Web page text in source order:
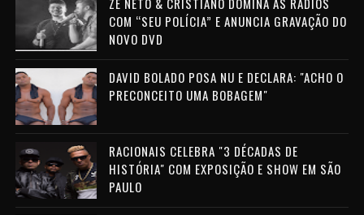
COM “SEU POLÍCIA” E ANUNCIA GRAVAÇÃO DO
NOVO DVD
DAVID BOLADO POSA NU E DECLARA: "ACHO O
PRECONCEITO UMA BOBAGEM"
RACIONAIS CELEBRA "3 DÉCADAS DE
HISTÓRIA" COM EXPOSIÇÃO E SHOW EM SÃO
PAULO